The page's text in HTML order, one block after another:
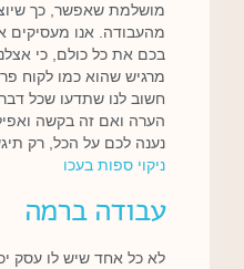
מושלמת שאפשר, כך
מהעבודה. אנו מעסיקים
בכם את כל כולם, כי
מרגיש שהוא כמו לקוח
חשוב לנו שתדעו שכל
הערה ואם זה בקשה
נענה לכם על הכל, רק
ניקוי ספות בעכו
עבודה ברמה
לא כל אחד שיש לו עסק